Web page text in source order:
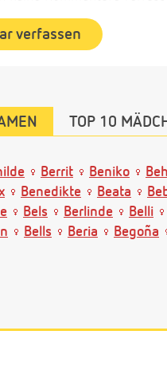
verfassen
TOP 10
Berrit Beniko
Benedikte Beata
Bels Berlinde Belli
Bells Beria Begoña